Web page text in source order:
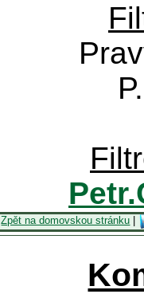
Zpět na domovskou stránku